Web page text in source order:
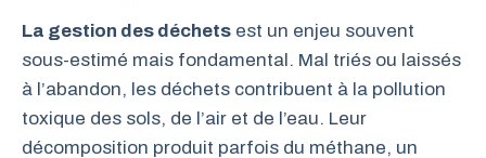
La gestion des déchets est un enjeu souvent
sous-estimé mais fondamental. Mal triés ou laissés
à l’abandon, les déchets contribuent à la pollution
toxique des sols, de l’air et de l’eau. Leur
décomposition produit parfois du méthane, un